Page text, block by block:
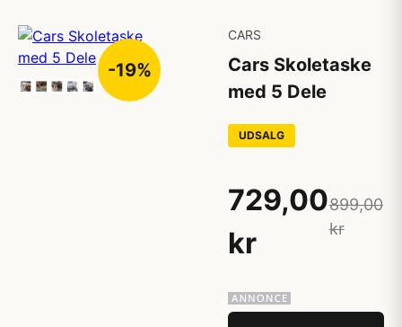
-19%
CARS
Cars Skoletaske
med 5 Dele
UDSALG
729,00
kr
899,00
kr